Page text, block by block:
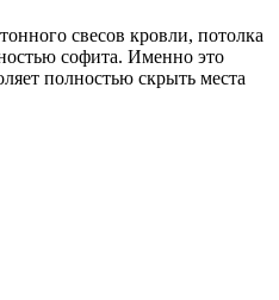
свесов кровли, потолка
софита. Именно это
полностью скрыть места